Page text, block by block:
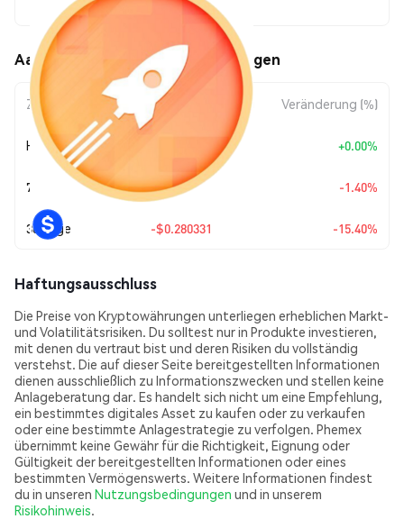
$1.54
Aave v3 RPL (ARPL) Kursbewegungen
Zeitraum Betragsänderung Veränderung (%)
Heute +0.00%
7 Tage -$0.021866 -1.40%
30 Tage -$0.280331 -15.40%
Haftungsausschluss
Die Preise von Kryptowährungen unterliegen erheblichen Markt-
und Volatilitätsrisiken. Du solltest nur in Produkte investieren,
mit denen du vertraut bist und deren Risiken du vollständig
verstehst. Die auf dieser Seite bereitgestellten Informationen
dienen ausschließlich zu Informationszwecken und stellen keine
Anlageberatung dar. Es handelt sich nicht um eine Empfehlung,
ein bestimmtes digitales Asset zu kaufen oder zu verkaufen
oder eine bestimmte Anlagestrategie zu verfolgen. Phemex
übernimmt keine Gewähr für die Richtigkeit, Eignung oder
Gültigkeit der bereitgestellten Informationen oder eines
bestimmten Vermögenswerts. Weitere Informationen findest
du in unseren Nutzungsbedingungen und in unserem
Risikohinweis.